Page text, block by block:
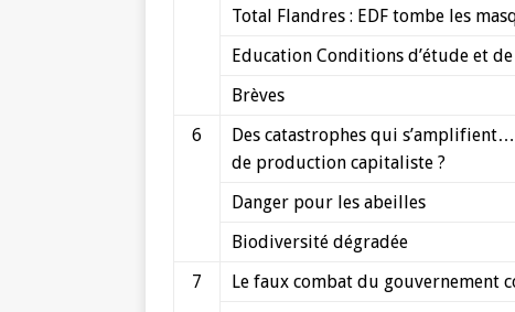
Total Flandres : EDF tombe les
Education Conditions d’étude et
Brèves
6
Des catastrophes qui
de production capitaliste ?
Danger pour les abeilles
Biodiversité dégradée
7
Le faux combat du gouvernement